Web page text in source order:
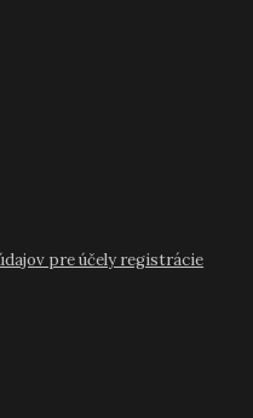
pre účely registrácie